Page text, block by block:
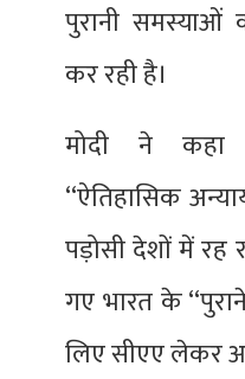
पुरानी समस्याओं
कर रही है।
मोदी ने कहा
‘‘ऐतिहासिक
पड़ोसी देशों में
गए भारत के
लिए सीएए लेकर